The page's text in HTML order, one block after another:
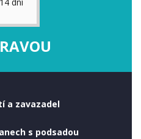
a zavazadel
s podsadou